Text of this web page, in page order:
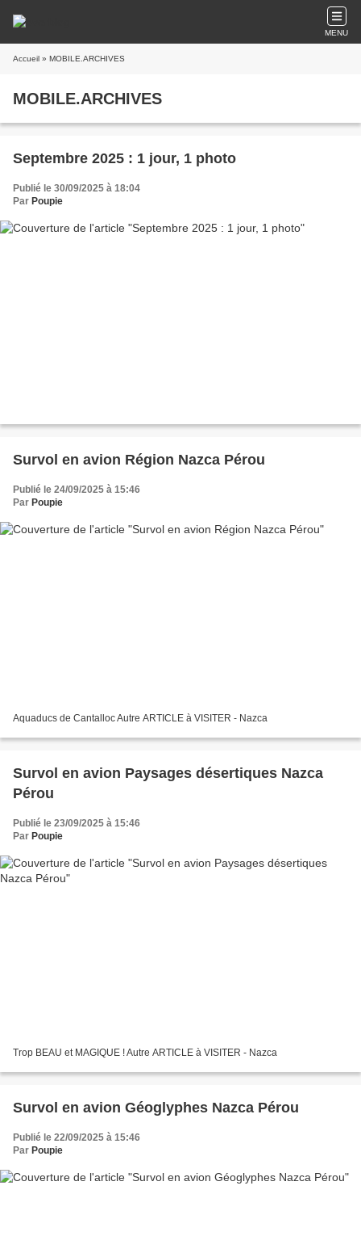
MENU
Accueil » MOBILE.ARCHIVES
MOBILE.ARCHIVES
Septembre 2025 : 1 jour, 1 photo
Publié le 30/09/2025 à 18:04
Par Poupie
Survol en avion Région Nazca Pérou
Publié le 24/09/2025 à 15:46
Par Poupie
Aquaducs de Cantalloc Autre ARTICLE à VISITER - Nazca
Survol en avion Paysages désertiques Nazca
Pérou
Publié le 23/09/2025 à 15:46
Par Poupie
Trop BEAU et MAGIQUE ! Autre ARTICLE à VISITER - Nazca
Survol en avion Géoglyphes Nazca Pérou
Publié le 22/09/2025 à 15:46
Par Poupie